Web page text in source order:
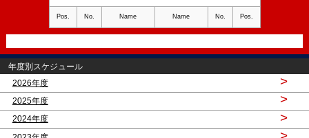
Pos. No. Name Name No. Pos.
年度別スケジュール
2026年度
>
2025年度 >
2024年度 >